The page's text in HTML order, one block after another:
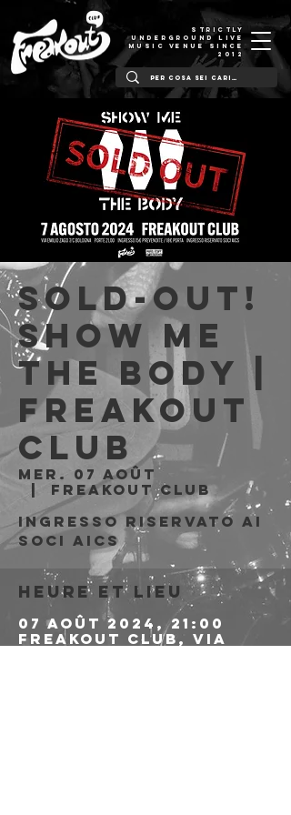
STRICTLY
UNDERGROUND LIVE
MUSIC VENUE SINCE
2012
SOLD-OUT!
Show Me
The Body |
Freakout
Club
mer. 07 août
Freakout Club
Ingresso riservato ai
soci AICS
Heure et lieu
07 août 2024, 21:00
Freakout Club, Via